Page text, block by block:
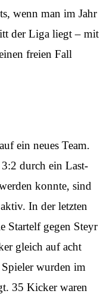
wenn man im Jahr
der Liga liegt – mit
freien Fall
ein neues Team.
durch ein Last-
konnte, sind
In der letzten
Startelf gegen Steyr
gleich auf acht
wurden im
35 Kicker waren